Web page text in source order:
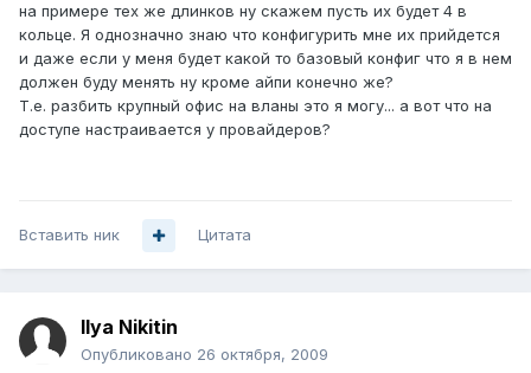
на примере тех же длинков ну скажем пусть их будет 4 в
кольце. Я однозначно знаю что конфигурить мне их прийдется
и даже если у меня будет какой то базовый конфиг что я в нем
должен буду менять ну кроме айпи конечно же?
Т.е. разбить крупный офис на вланы это я могу... а вот что на
доступе настраивается у провайдеров?
Вставить ник Цитата
Ilya Nikitin
Опубликовано 26 октября, 2009